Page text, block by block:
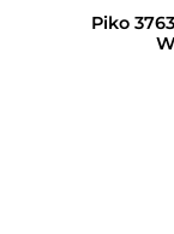
Piko